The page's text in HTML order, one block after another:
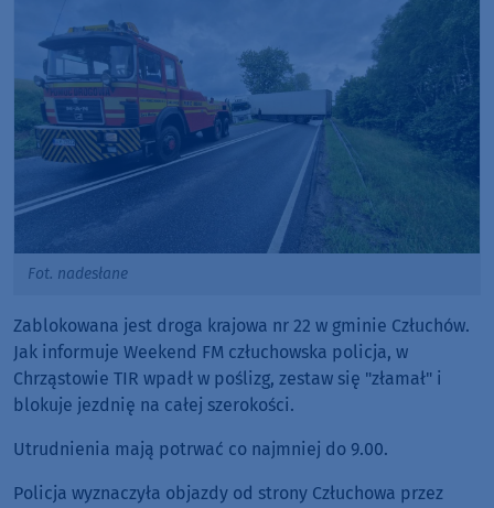
Fot. nadesłane
Zablokowana jest droga krajowa nr 22 w gminie Człuchów.
Jak informuje Weekend FM człuchowska policja, w
Chrząstowie TIR wpadł w poślizg, zestaw się "złamał" i
blokuje jezdnię na całej szerokości.
Utrudnienia mają potrwać co najmniej do 9.00.
Policja wyznaczyła objazdy od strony Człuchowa przez